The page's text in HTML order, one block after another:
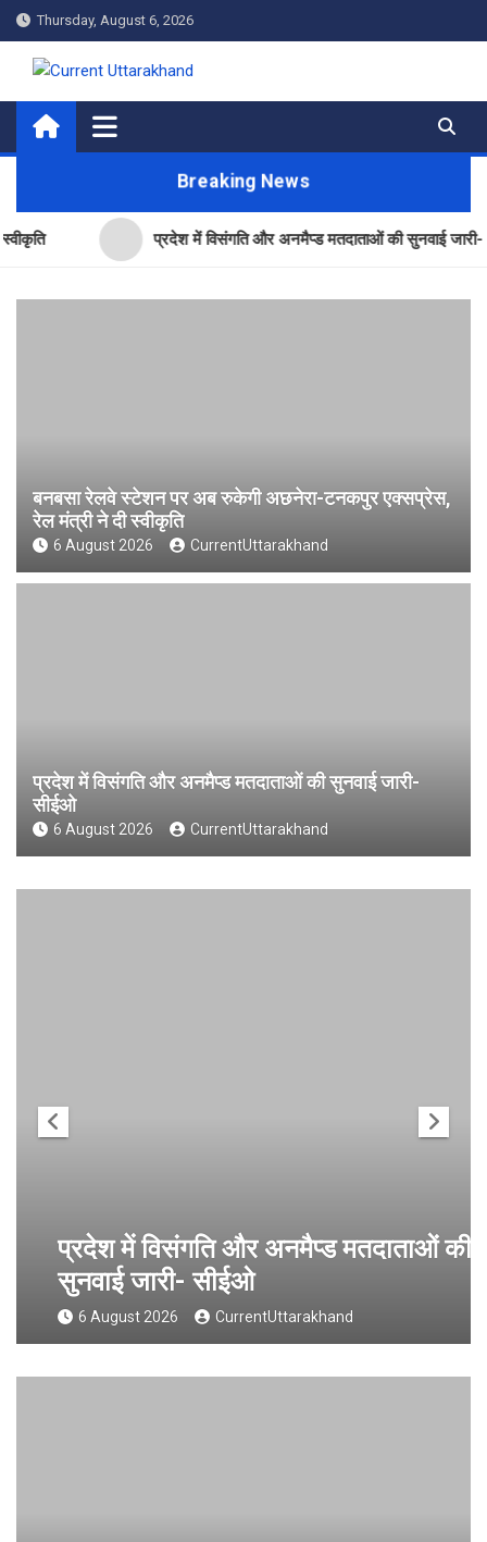
Skip
to
content
Thursday, August 6, 2026
Current Uttarakhand
Breaking News
प्रदेश में विसंगति और अनमैप्ड मतदाताओं की सुनवाई जारी- सीईओ
बनबसा रेलवे स्टेशन पर अब रुकेगी अछनेरा-टनकपुर एक्सप्रेस,
रेल मंत्री ने दी स्वीकृति
6 August 2026 CurrentUttarakhand
प्रदेश में विसंगति और अनमैप्ड मतदाताओं की सुनवाई जारी-
सीईओ
6 August 2026 CurrentUttarakhand
प्रदेश में विसंगति और अनमैप्ड मतदाताओं की
सुनवाई जारी- सीईओ
6 August 2026 CurrentUttarakhand